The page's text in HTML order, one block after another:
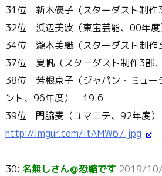
31位 新木優子（スターダスト制
32位 浜辺美波（東宝芸能、00年
34位 瀧本美織（スターダスト制
37位 夏帆（スターダスト制作3
38位 芳根京子（ジャパン・ミュー
ント、96年度） 19.6
39位 門脇麦（ユマニテ、92年度
http://imgur.com/itAMW67.jpg
30: 名無しさん＠恐縮です 2019/